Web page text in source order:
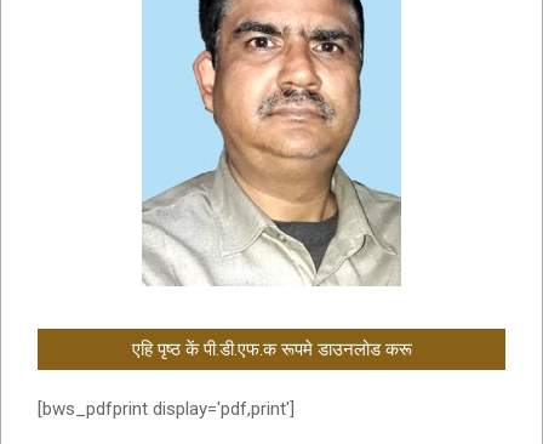
एहि पृष्ठ कें पी.डी.एफ.क रूपमे डाउनलोड करू
[bws_pdfprint display='pdf,print']